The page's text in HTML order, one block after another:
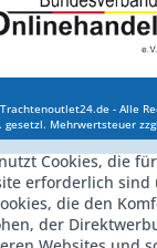
- Alle
Mehrwertsteuer
Cookies, die
erforderlich sind
die den
der